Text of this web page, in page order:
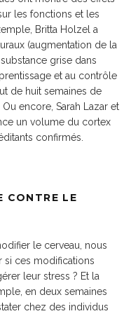
les fonctions et les
Britta Holzel a
(augmentation de la
grise dans
et au contrôle
de huit semaines de
encore, Sarah Lazar et
un volume du cortex
confirmés.
CONTRE LE
le cerveau, nous
si ces modifications
leur stress ? Et la
en deux semaines
chez des individus